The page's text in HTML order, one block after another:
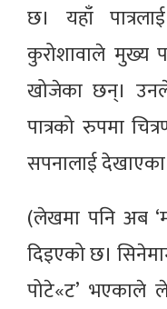
छ। यहाँ
कुरोशावाले मुख्य
खोजेका छन्।
पात्रको रुपमा
सपनालाई
(लेखमा पनि अब
दिइएको छ।
पोटे«ट’ भएकाले